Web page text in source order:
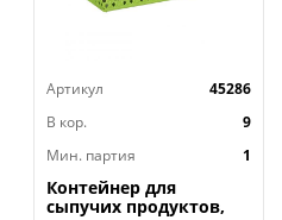
Артикул
45286
В кор.
9
Мин. партия
1
Контейнер для
сыпучих продуктов,